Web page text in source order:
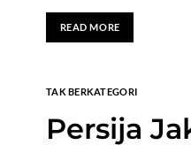
READ MORE
TAK BERKATEGORI
Persija